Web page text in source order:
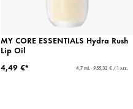
MY CORE ESSENTIALS Hydra Rush
Lip Oil
4,49 €*
4,7 mL - 955,32 € / 1 λίτ.